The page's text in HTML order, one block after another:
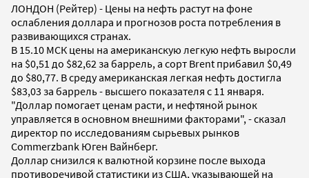
ЛОНДОН (Рейтер) - Цены на нефть растут на фоне
ослабления доллара и прогнозов роста потребления в
развивающихся странах.
В 15.10 МСК цены на американскую легкую нефть выросли
на $0,51 до $82,62 за баррель, а сорт Brent прибавил $0,49
до $80,77. В среду американская легкая нефть достигла
$83,03 за баррель - высшего показателя с 11 января.
"Доллар помогает ценам расти, и нефтяной рынок
управляется в основном внешними факторами", - сказал
директор по исследованиям сырьевых рынков
Commerzbank Юген Вайнберг.
Доллар снизился к валютной корзине после выхода
противоречивой статистики из США, указывающей на